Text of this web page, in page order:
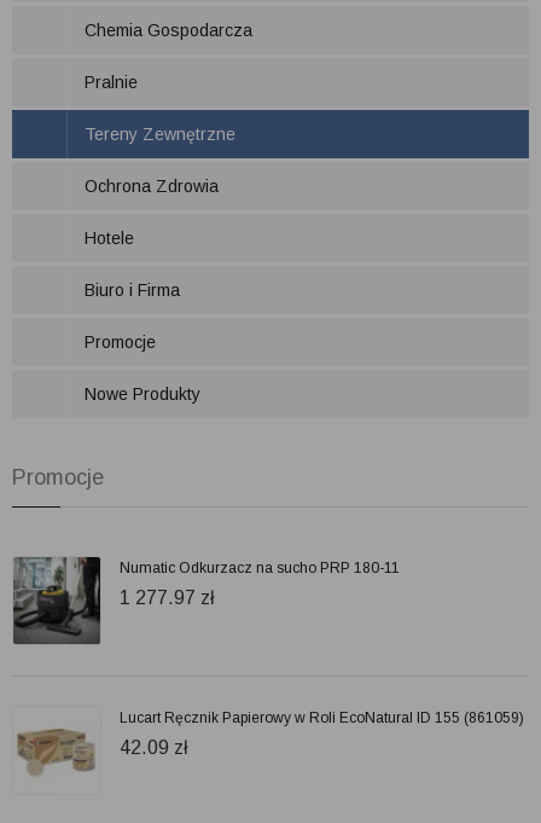
Chemia Gospodarcza
Pralnie
Tereny Zewnętrzne
Ochrona Zdrowia
Hotele
Biuro i Firma
Promocje
Nowe Produkty
Promocje
Numatic Odkurzacz na sucho PRP 180-11
1 277.97 zł
Lucart Ręcznik Papierowy w Roli EcoNatural ID 155 (861059)
42.09 zł